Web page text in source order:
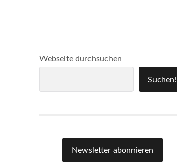
Webseite durchsuchen
Suchen!
Newsletter abonnieren